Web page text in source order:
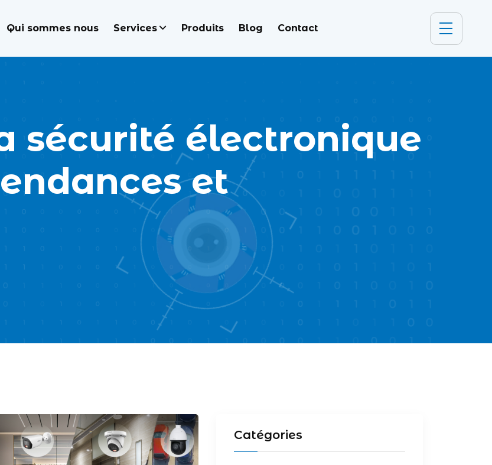
Qui sommes nous Services Produits Blog Contact
sécurité électronique
et
Catégories